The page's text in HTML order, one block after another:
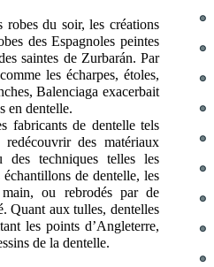
robes du soir, les créations
des Espagnoles peintes
saintes de Zurbarán. Par
les écharpes, étoles,
Balenciaga exacerbait
en dentelle.
fabricants de dentelle tels
des matériaux
techniques telles les
de dentelle, les
ou rebrodés par de
Quant aux tulles, dentelles
les points d’Angleterre,
de la dentelle.